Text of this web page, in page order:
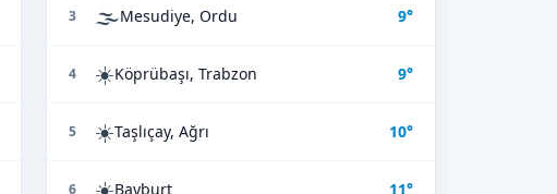
3 🌫️Mesudiye, Ordu 9°
4 ☀️Köprübaşı, Trabzon 9°
5 ☀️Taşlıçay, Ağrı 10°
6 Bayburt 11°